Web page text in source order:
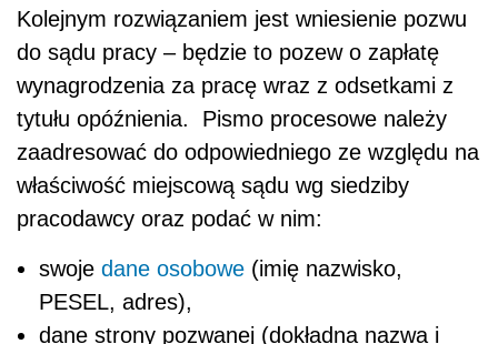
Kolejnym rozwiązaniem jest wniesienie pozwu
do sądu pracy – będzie to pozew o zapłatę
wynagrodzenia za pracę wraz z odsetkami z
tytułu opóźnienia. Pismo procesowe należy
zaadresować do odpowiedniego ze względu na
właściwość miejscową sądu wg siedziby
pracodawcy oraz podać w nim:
swoje dane osobowe (imię nazwisko,
PESEL, adres),
dane strony pozwanej (dokładna nazwa i